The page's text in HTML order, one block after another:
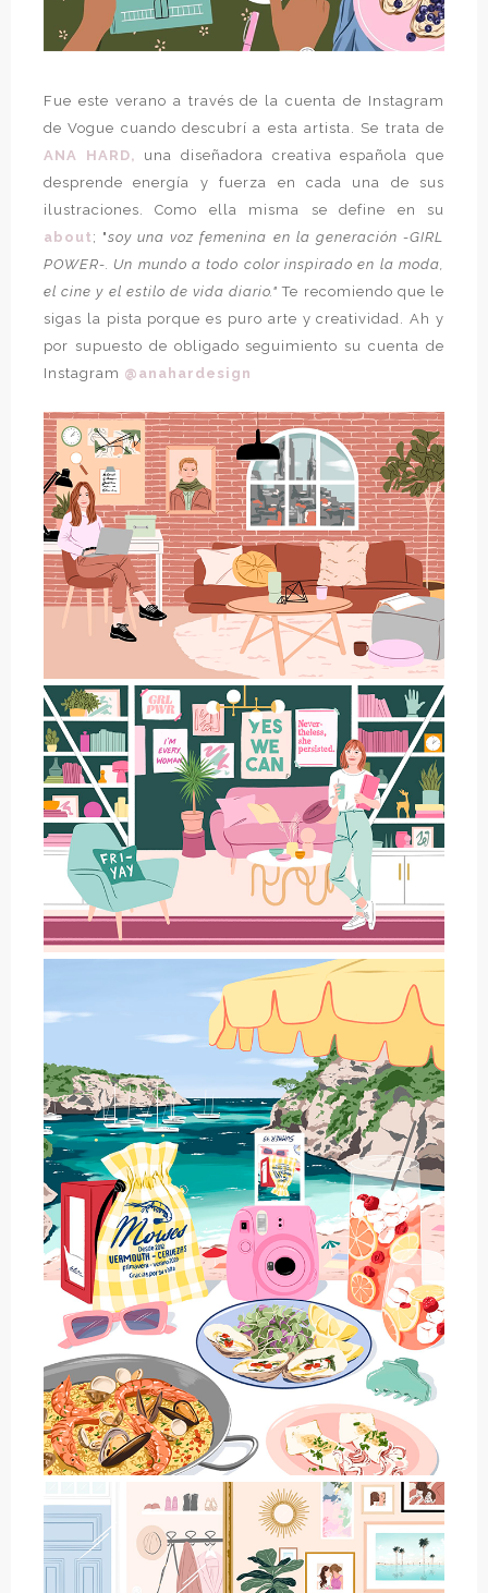
Fue este verano a través de la cuenta de Instagram
de Vogue cuando descubrí a esta artista. Se trata de
ANA HARD,
una diseñadora creativa española que
desprende energía y fuerza en cada una de sus
ilustraciones. Como ella misma se define en su
about ; "soy una voz femenina en la generación -GIRL
POWER-. Un mundo a todo color inspirado en la moda,
el cine y el estilo de vida diario."Te recomiendo que le
sigas la pista porque es puro arte y creatividad. Ah y
por supuesto de obligado seguimiento su cuenta de
Instagram @anahardesign